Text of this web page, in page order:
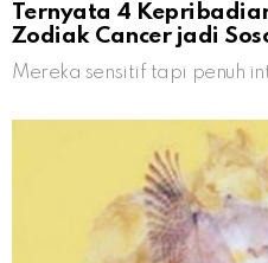
Ternyata 4
Zodiak Cancer jadi
Mereka sensitif tapi penuh